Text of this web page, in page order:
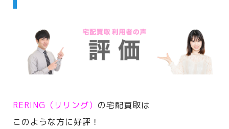
RERING（リリング） の宅配買取は
このような方に好評！